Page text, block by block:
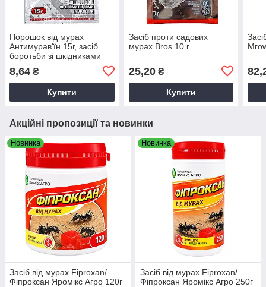
Порошок від мурах
Антимурав'їн 15г, засіб
боротьби зі шкідниками
8,64 ₴
Купити
Засіб проти садових
мурах Bros 10 г
25,20₴
Купити
Акційні пропозиції та новинки
Новинка
Засіб від мурах Fiproxan/
Фіпроксан Яромікс Агро 120г
Новинка
Засіб від мурах Fiproxan/
Фіпроксан Яромікс Агро 250г